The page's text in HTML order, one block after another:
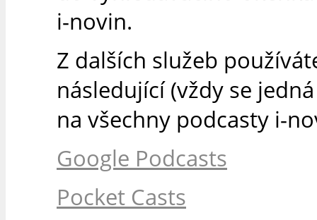
i-novin.
Z dalších služeb
následující (vždy se
na všechny podcasty i-
Google Podcasts
Pocket Casts